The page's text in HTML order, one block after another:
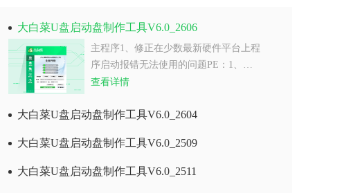
大白菜U盘启动盘制作工具V6.0_2606
主程序1、修正在少数最新硬件平台上程
序启动报错无法使用的问题PE：1、…
查看详情
大白菜U盘启动盘制作工具V6.0_2604
大白菜U盘启动盘制作工具V6.0_2509
大白菜U盘启动盘制作工具V6.0_2511